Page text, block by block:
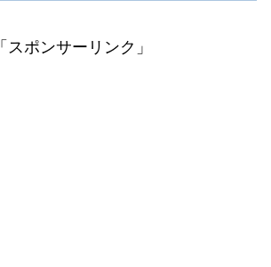
「スポンサーリンク」